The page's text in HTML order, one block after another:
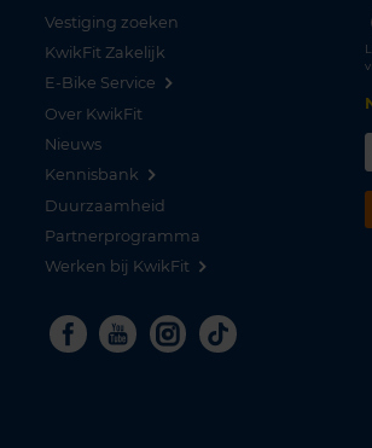
Vestiging zoeken
KwikFit Zakelijk
E-Bike Service
Over KwikFit
Nieuws
Kennisbank
Duurzaamheid
Partnerprogramma
Werken bij KwikFit
Facebook
YoutubeInstagram
Tiktok